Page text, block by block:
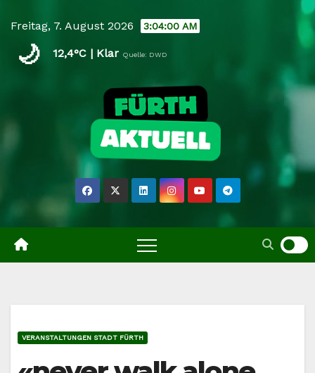
content
Freitag, 7. August 2026 3:04:01 AM
🌙 12,4°C | Klar Quelle: DWD
VERANSTALTUNGEN STADT FÜRTH